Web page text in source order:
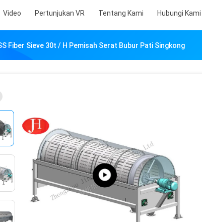
Video Pertunjukan VR Tentang Kami Hubungi Kami
Fiber Sieve 30t / H Pemisah Serat Bubur Pati Singkong